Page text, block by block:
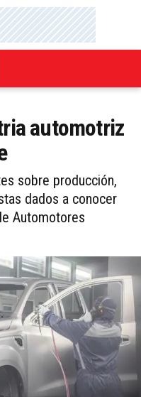
automotriz
sobre producción,
dados a conocer
Automotores